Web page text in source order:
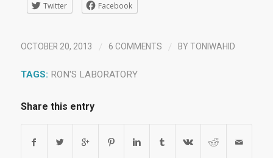
Twitter Facebook
OCTOBER 20, 2013 / 6 COMMENTS / BY TONIWAHID
TAGS: RON'S LABORATORY
Share this entry